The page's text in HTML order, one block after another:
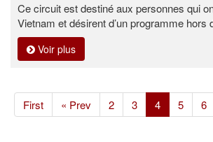
Ce circuit est destiné aux personnes qui
Vietnam et désirent d’un programme hors
Voir plus
First « Prev 2 3 4(current)
5 6